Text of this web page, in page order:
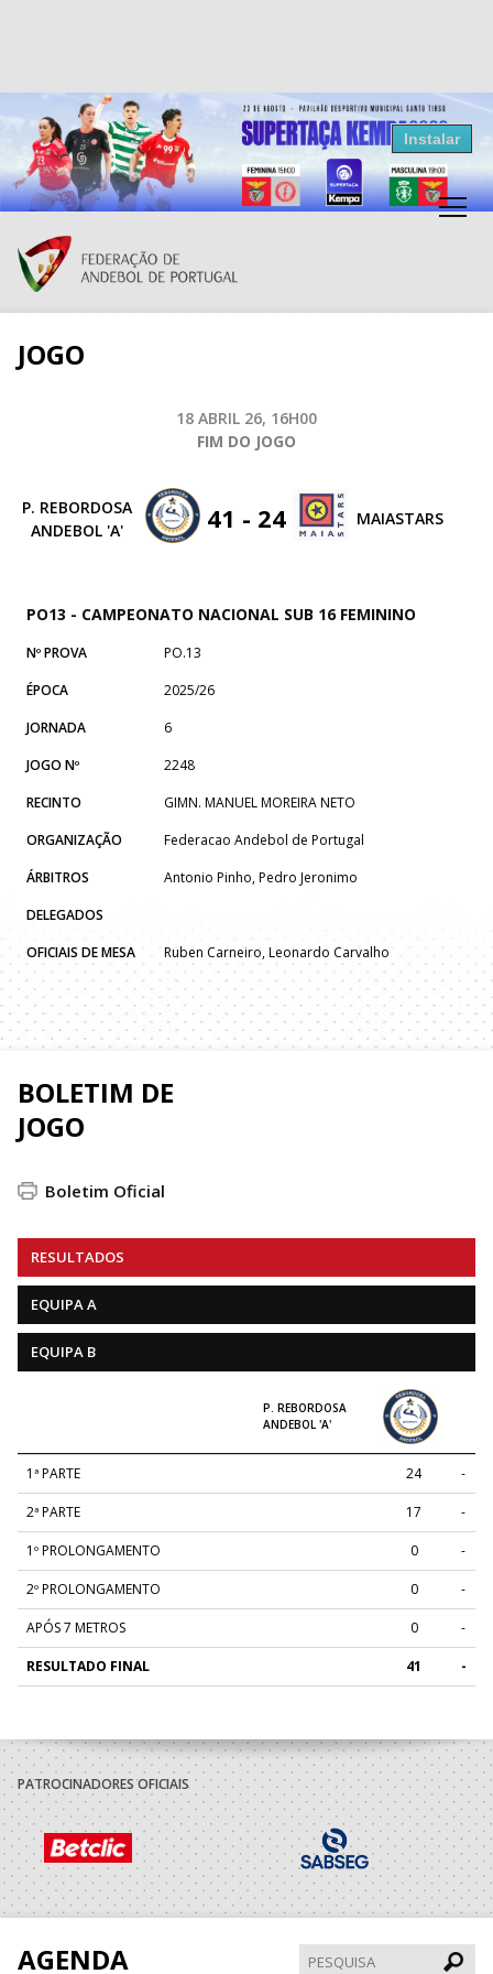
Resultados Andebol
Federação de Andebol de Portugal
Grátis - Disponivel na Play Store
Instalar
JOGO
18 ABRIL 26, 16H00
FIM DO JOGO
P. REBORDOSA
ANDEBOL 'A'
41 - 24 MAIASTARS
PO13 - CAMPEONATO NACIONAL SUB 16 FEMININO
Nº PROVA
PO.13
ÉPOCA
2025/26
JORNADA
6
JOGO Nº
2248
RECINTO
GIMN. MANUEL MOREIRA NETO
ORGANIZAÇÃO
Federacao Andebol de Portugal
ÁRBITROS
Antonio Pinho, Pedro Jeronimo
DELEGADOS
OFICIAIS DE MESA
Ruben Carneiro, Leonardo Carvalho
BOLETIM DE
JOGO
Boletim Oficial
RESULTADOS
EQUIPA A
EQUIPA B
P. REBORDOSA
ANDEBOL 'A'
1ª PARTE 24 -
2ª PARTE 17 -
1º PROLONGAMENTO 0 -
2º PROLONGAMENTO 0 -
APÓS 7 METROS 0 -
RESULTADO FINAL 41 -
PATROCINADORES OFICIAIS
AGENDA